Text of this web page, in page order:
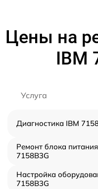
Цены на
IBM
Услуга
Диагностика IBM
Ремонт блока
7158B3G
Настройка
7158B3G